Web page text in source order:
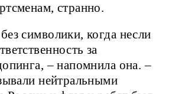
странно.
символики, когда несли
за
– напомнила она. –
нейтральными